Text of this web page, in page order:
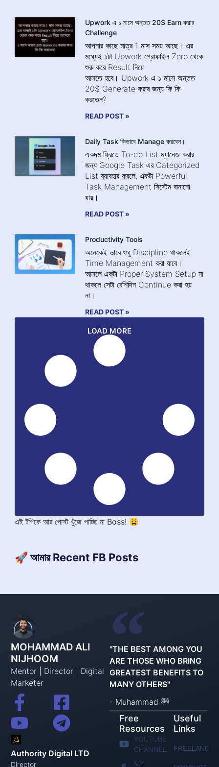
Upwork এ ১ মাসে অন্তত 20$ Earn করার
Challenge
আপনার কাছে মাত্র 1 মাস সময় আছে। এর
মধ্যেই ১টা Upwork প্রোফাইল Zero থেকে
শুরু করে Result নিয়ে
আসতে হবে। Upwork এ ১ মাসে অন্তত
20$ Generate করার জন্য কি কি
করতেন?
READ POST »
Daily Task কিভাবে Manage করবেন।
একদম ফ্রিতে To-do List ম্যানেজ করার
জন্য Google Task এর Categorized
List ব্যাবহার করলে, একটা Powerful
Task Management সিস্টেম বানানো
যায়।
READ POST »
Productivity Tools
অনেকেই ভাবে শুধু Discipline থাকলেই
Time Management করা যাবে।
আসলে একটা Proper System Setup না
থাকলে সেটা বেশিদিন Continue করা হয়
না।
READ POST »
LOAD MORE
এই টপিকে আর পোস্ট খুঁজে পাচ্ছি না Boss! 😩
🚀 আমার Recent FB Posts
MOHAMMAD ALI
NIJHOOM
Mentor | Director | Digital
Marketer
Authority Digital LTD
Director
"THE BEST AMONG YOU
ARE THOSE WHO BRING
GREATEST BENEFITS TO
MANY OTHERS"
- Muhammad ﷺ
Free
Resources
YOUTUBE
CHANNEL
MY
Useful
Links